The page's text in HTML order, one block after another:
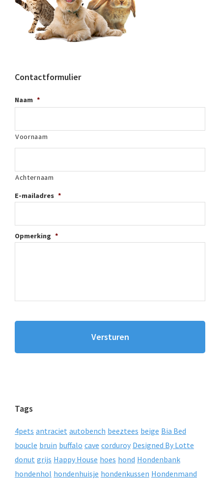
Contactformulier
Naam *
Voornaam
Achternaam
E-mailadres *
Opmerking *
Tags
4pets antraciet autobench beeztees beige Bia Bed
boucle bruin buffalo cave corduroy Designed By Lotte
donut grijs Happy House hoes hond Hondenbank
hondenhol hondenhuisje hondenkussen Hondenmand